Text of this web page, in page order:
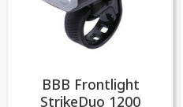
BBB Frontlight
StrikeDuo 1200